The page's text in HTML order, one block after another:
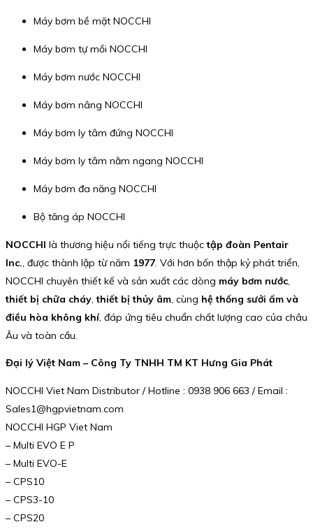
Máy bơm bề mặt NOCCHI
Máy bơm tự mồi NOCCHI
Máy bơm nước NOCCHI
Máy bơm nâng NOCCHI
Máy bơm ly tâm đứng NOCCHI
Máy bơm ly tâm nằm ngang NOCCHI
Máy bơm đa năng NOCCHI
Bộ tăng áp NOCCHI
NOCCHI là thương hiệu nổi tiếng trực thuộctập đoàn Pentair
Inc., được thành lập từ năm 1977. Với hơn bốn thập kỷ phát triển,
NOCCHI chuyên thiết kế và sản xuất các dòng máy bơm nước,
thiết bị chữa cháy,thiết bị thủy âm, cùng hệ thống sưởi ấm và
điều hòa không khí, đáp ứng tiêu chuẩn chất lượng cao của châu
Âu và toàn cầu.
Đại lý Việt Nam – Công Ty TNHH TM KT Hưng Gia Phát
NOCCHI Viet Nam Distributor / Hotline : 0938 906 663 / Email :
Sales1@hgpvietnam.com
NOCCHI HGP Viet Nam
– Multi EVO E P
– Multi EVO-E
– CPS10
– CPS3-10
– CPS20